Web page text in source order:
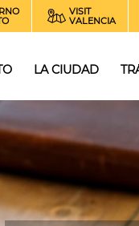
VISIT
VALENCIA
LA CIUDAD